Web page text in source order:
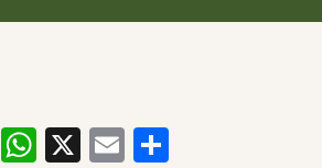
Facebook
WhatsApp
X Email